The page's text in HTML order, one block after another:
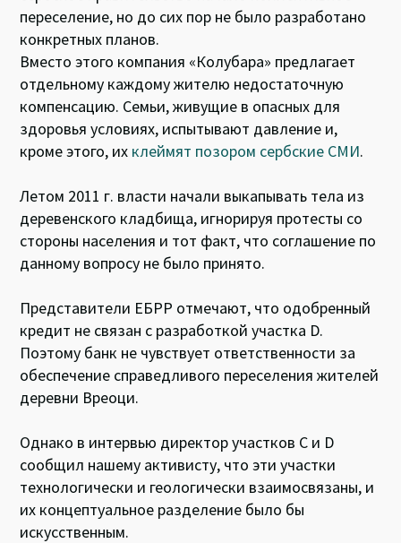
переселение, но до сих пор не было разработано
конкретных планов.
Вместо этого компания «Колубара» предлагает
отдельному каждому жителю недостаточную
компенсацию. Семьи, живущие в опасных для
здоровья условиях, испытывают давление и,
кроме этого, их клеймят позором сербские СМИ.
Летом 2011 г. власти начали выкапывать тела из
деревенского кладбища, игнорируя протесты со
стороны населения и тот факт, что соглашение по
данному вопросу не было принято.
Представители ЕБРР отмечают, что одобренный
кредит не связан с разработкой участка D.
Поэтому банк не чувствует ответственности за
обеспечение справедливого переселения жителей
деревни Вреоци.
Однако в интервью директор участков C и D
сообщил нашему активисту, что эти участки
технологически и геологически взаимосвязаны, и
их концептуальное разделение было бы
искусственным.